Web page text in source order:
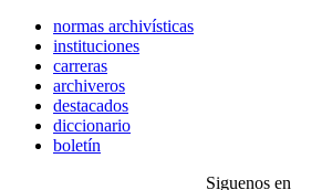
normas archivísticas
instituciones
carreras
archiveros
destacados
diccionario
boletín
Siguenos en